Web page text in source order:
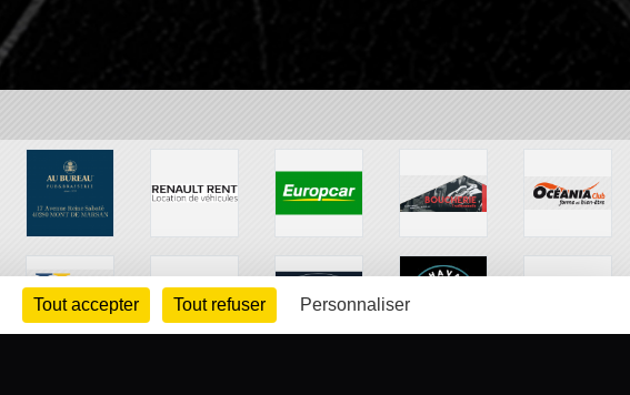
Tout accepter Tout refuser Personnaliser